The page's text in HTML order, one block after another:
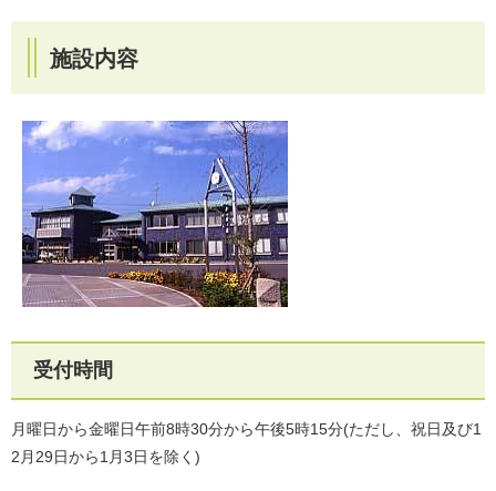
施設内容
受付時間
月曜日から金曜日午前8時30分から午後5時15分(ただし、祝日及び1
2月29日から1月3日を除く)